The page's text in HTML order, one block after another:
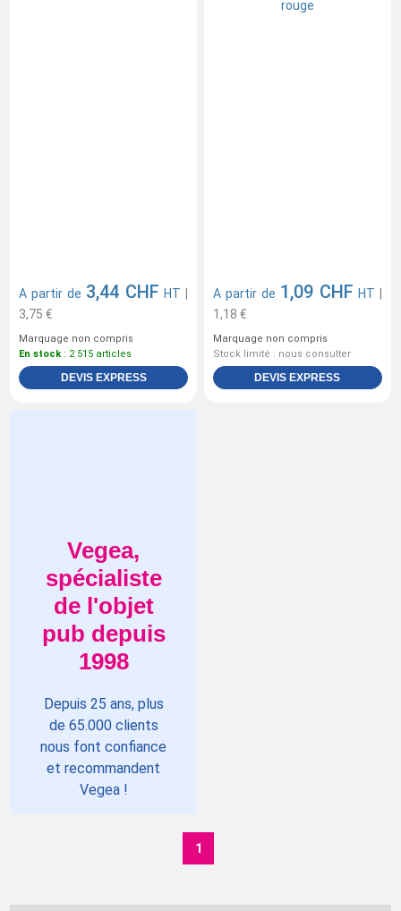
A partir de 3,44 CHF HT |
3,75 €
Marquage non compris
En stock : 2 515 articles
DEVIS EXPRESS
A partir de 1,09 CHF HT |
1,18 €
Marquage non compris
Stock limité : nous consulter
DEVIS EXPRESS
Vegea,
spécialiste
de l'objet
pub depuis
1998
Depuis 25 ans, plus
de 65.000 clients
nous font confiance
et recommandent
Vegea !
1